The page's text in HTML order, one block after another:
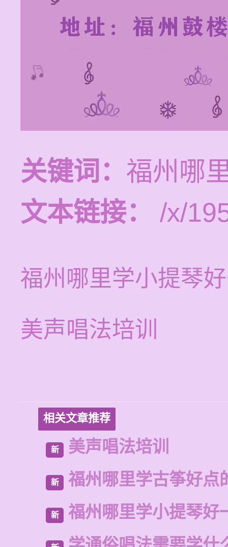
关键词： 福州哪
文本链接：
/x/
福州哪里学小提琴
美声唱法培训
相关文章推荐
新 美声唱法培训
新 福州哪里学古筝好点
新 福州哪里学小提琴好